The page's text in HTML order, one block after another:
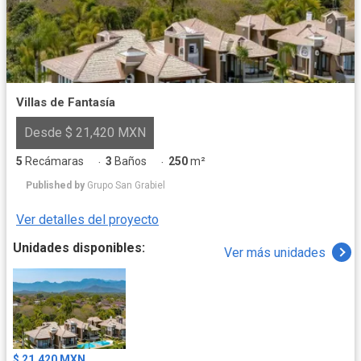
Villas de Fantasía
Desde $ 21,420 MXN
5 Recámaras · 3 Baños · 250m²
Published by Grupo San Grabiel
Ver detalles del proyecto
Unidades disponibles:
Ver más unidades